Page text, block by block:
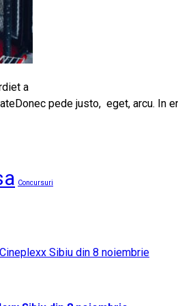
a
pede justo, eget, arcu. In
Concursuri